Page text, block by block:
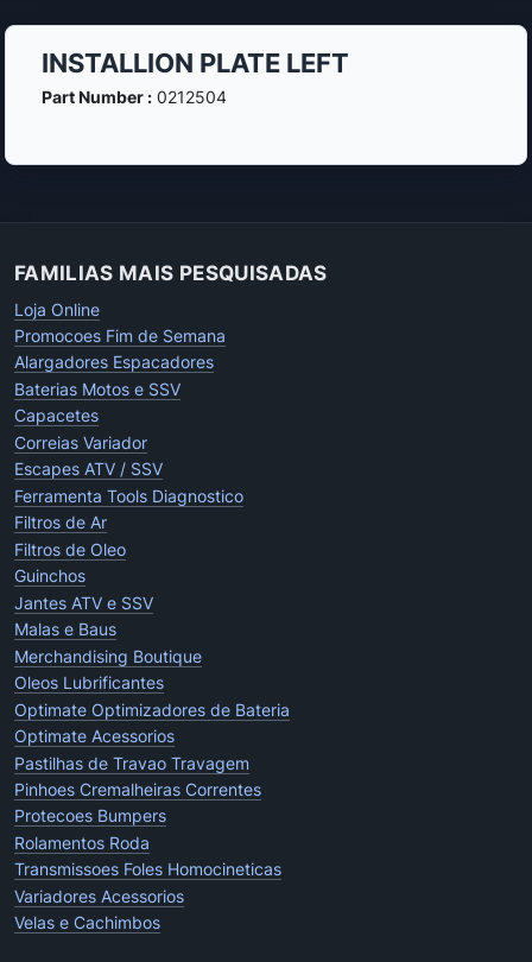
INSTALLION PLATE LEFT
Part Number :0212504
FAMILIAS MAIS PESQUISADAS
Loja Online
Promocoes Fim de Semana
Alargadores Espacadores
Baterias Motos e SSV
Capacetes
Correias Variador
Escapes ATV / SSV
Ferramenta Tools Diagnostico
Filtros de Ar
Filtros de Oleo
Guinchos
Jantes ATV e SSV
Malas e Baus
Merchandising Boutique
Oleos Lubrificantes
Optimate Optimizadores de Bateria
Optimate Acessorios
Pastilhas de Travao Travagem
Pinhoes Cremalheiras Correntes
Protecoes Bumpers
Rolamentos Roda
Transmissoes Foles Homocineticas
Variadores Acessorios
Velas e Cachimbos